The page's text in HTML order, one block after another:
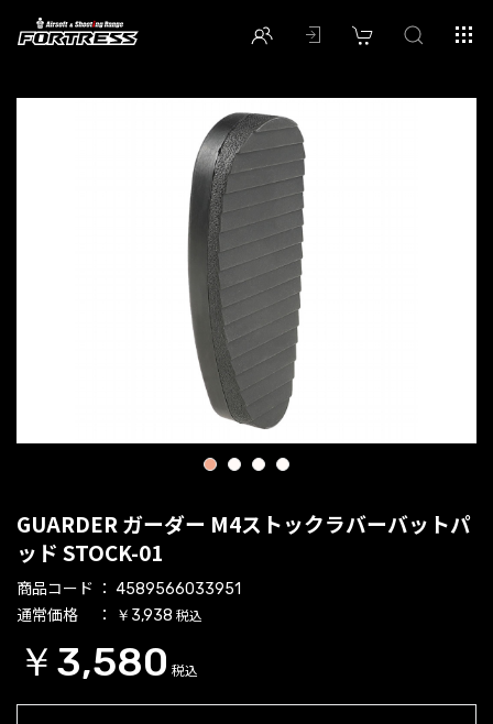
1 2 3 4
GUARDER ガーダー M4ストックラバーバットパ
ッド STOCK-01
商品コード 4589566033951
通常価格 ￥3,938 税込
￥3,580 税込